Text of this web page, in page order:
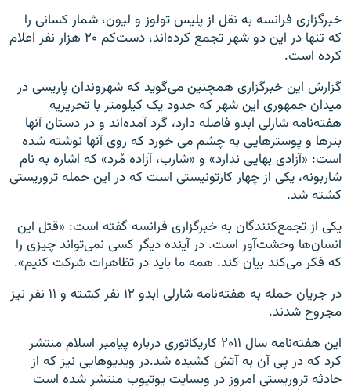
خبرگزاری فرانسه به نقل از پلیس تولوز و لیون، شمار کسانی را
که تنها در این دو شهر تجمع کرده‌اند، دست‌کم ۲۰ هزار نفر اعلام
کرده‌ است.
گزارش این خبرگزاری همچنین می‌گوید که شهروندان پاریسی در
میدان جمهوری این شهر که حدود یک کیلومتر با تحریریه
هفته‌نامه شارلی ابدو فاصله دارد، گرد آمده‌اند و در دستان آنها
بنرها و پوسترهایی به چشم می خورد که روی آنها نوشته شده
است: «آزادی بهایی ندارد» و «شارب، آزاده مُرد» که اشاره به نام
شاربونه، یکی از چهار کارتونیستی است که در این حمله تروریستی
کشته شد.
یکی از تجمع‌کنندگان به خبرگزاری فرانسه گفته است: «قتل این
انسان‌ها وحشت‌آور است. در آینده دیگر کسی نمی‌تواند چیزی را
که فکر می‌کند بیان کند. همه ما باید در تظاهرات شرکت کنیم».
در جریان حمله به هفته‌نامه شارلی ابدو ۱۲ نفر کشته و ۱۱ نفر نیز
مجروح شدند.
این هفته‌نامه سال ۲۰۱۱ کاریکاتوری درباره پیامبر اسلام منتشر
کرد که در پی آن به آتش کشیده شد.در ویدیوهایی نیز که از
حادثه تروریستی امروز در وبسایت یوتیوب منتشر شده است